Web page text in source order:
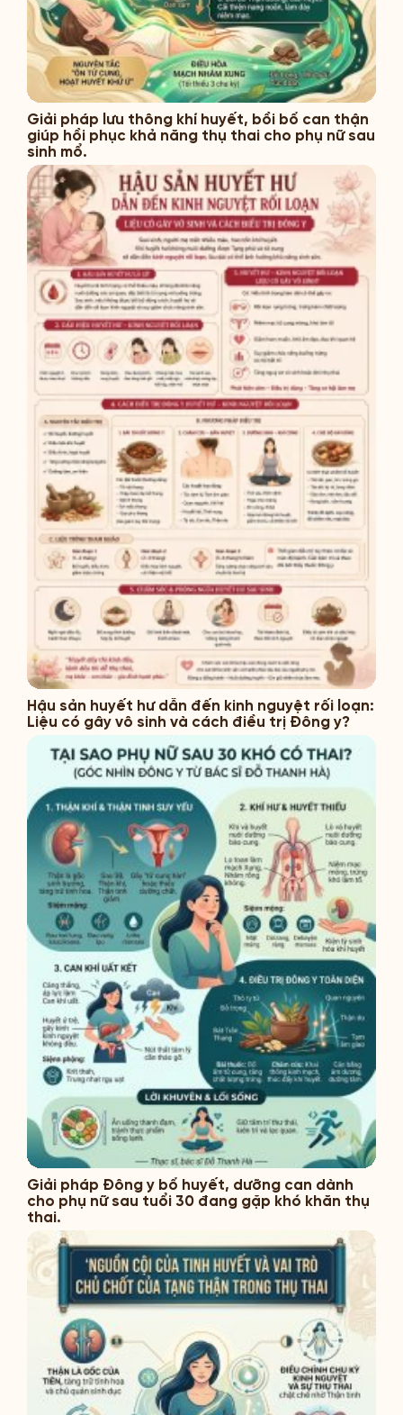
Giải pháp lưu thông khí huyết, bồi bổ can thận
giúp hồi phục khả năng thụ thai cho phụ nữ sau
sinh mổ.
Hậu sản huyết hư dẫn đến kinh nguyệt rối loạn:
Liệu có gây vô sinh và cách điều trị Đông y?
Giải pháp Đông y bổ huyết, dưỡng can dành
cho phụ nữ sau tuổi 30 đang gặp khó khăn thụ
thai.